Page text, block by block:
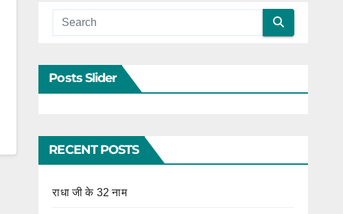
Posts Slider
RECENT POSTS
राधा जी के 32 नाम